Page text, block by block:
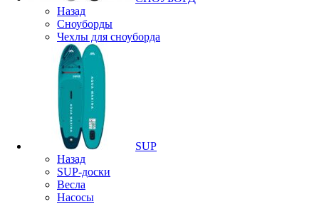
Назад
Сноуборды
Чехлы для сноуборда
SUP
Назад
SUP-доски
Весла
Насосы